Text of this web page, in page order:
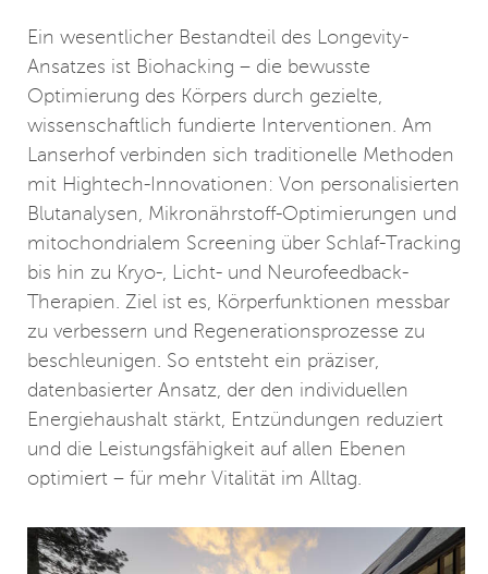
Ein wesentlicher Bestandteil des Longevity-
Ansatzes ist Biohacking – die bewusste
Optimierung des Körpers durch gezielte,
wissenschaftlich fundierte Interventionen. Am
Lanserhof verbinden sich traditionelle Methoden
mit Hightech-Innovationen: Von personalisierten
Blutanalysen, Mikronährstoff-Optimierungen und
mitochondrialem Screening über Schlaf-Tracking
bis hin zu Kryo-, Licht- und Neurofeedback-
Therapien. Ziel ist es, Körperfunktionen messbar
zu verbessern und Regenerationsprozesse zu
beschleunigen. So entsteht ein präziser,
datenbasierter Ansatz, der den individuellen
Energiehaushalt stärkt, Entzündungen reduziert
und die Leistungsfähigkeit auf allen Ebenen
optimiert – für mehr Vitalität im Alltag.